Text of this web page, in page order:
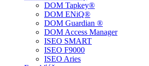
DOM Tapkey®
DOM ENiQ®
DOM Guardian ®
DOM Access Manager
ISEO SMART
ISEO F9000
ISEO Aries